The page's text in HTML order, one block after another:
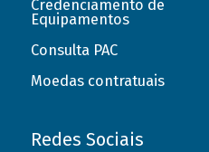
Credenciamento de
Equipamentos
Consulta PAC
Moedas contratuais
Redes Sociais